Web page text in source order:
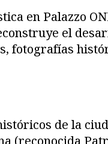
en Palazzo
el
fotografías
de la
(reconocida